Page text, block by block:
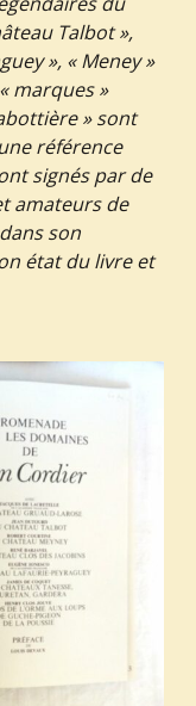
Talbot »,
», « Meney »
marques »
» sont
référence
signés par de
amateurs de
son
état du livre et